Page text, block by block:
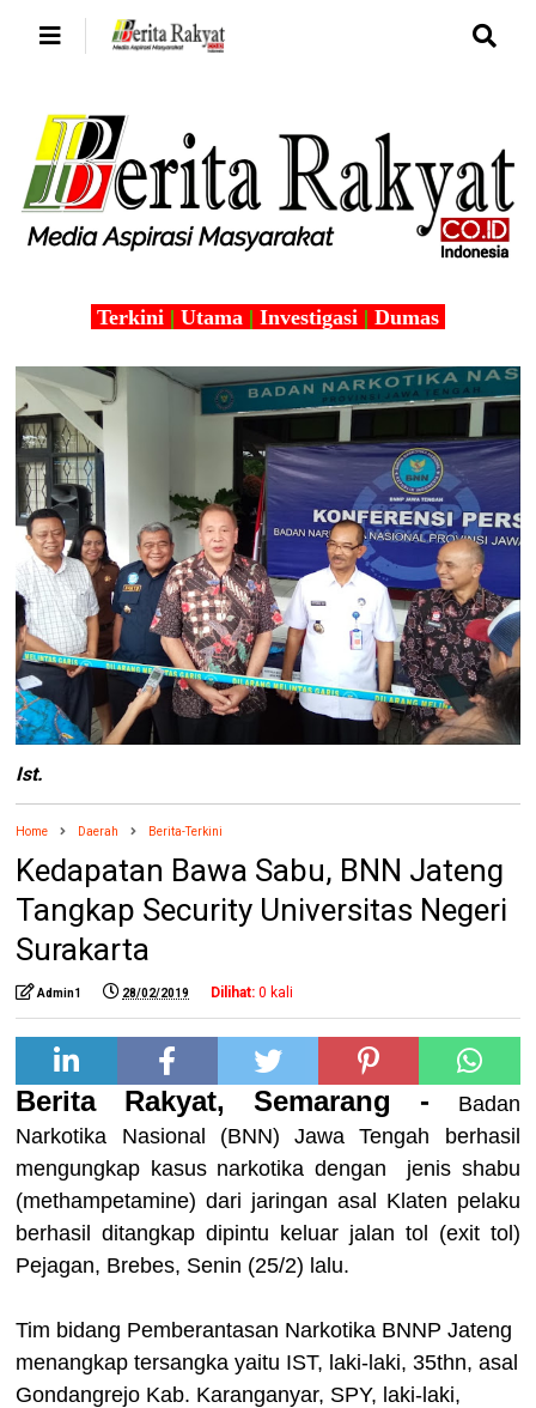
Terkini | Utama | Investigasi | Dumas
Ist.
Home Daerah Berita-Terkini
Kedapatan Bawa Sabu, BNN Jateng
Tangkap Security Universitas Negeri
Surakarta
Admin1 28/02/2019 Dilihat: 0 kali
Berita Rakyat, Semarang -
Badan
Narkotika Nasional (BNN) Jawa Tengah berhasil
mengungkap kasus narkotika dengan jenis shabu
(methampetamine) dari jaringan asal Klaten pelaku
berhasil ditangkap dipintu keluar jalan tol (exit tol)
Pejagan, Brebes, Senin (25/2) lalu.
Tim bidang Pemberantasan Narkotika BNNP Jateng
menangkap tersangka yaitu IST, laki-laki, 35thn, asal
Gondangrejo Kab. Karanganyar, SPY, laki-laki,